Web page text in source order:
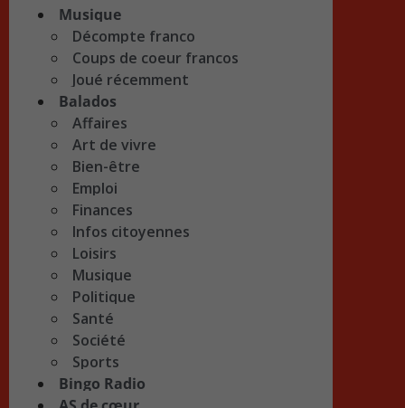
Musique
Décompte franco
Coups de coeur francos
Joué récemment
Balados
Affaires
Art de vivre
Bien-être
Emploi
Finances
Infos citoyennes
Loisirs
Musique
Politique
Santé
Société
Sports
Bingo Radio